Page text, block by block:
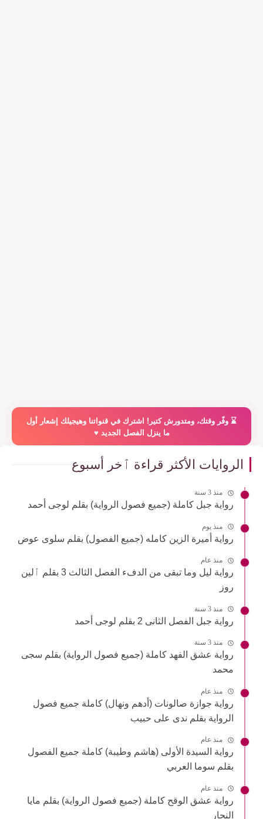
⌛️ وفّر وقتك، ومتدورش كتير! اشترك في قنواتنا وهيجيلك إشعار أول
ما ينزل الفصل الجديد ♥️
الروايات الأكثر قراءة ٱخر أسبوع
منذ 3 سنة
رواية جبل كاملة (جميع فصول الرواية) بقلم لوجى أحمد
منذ يوم
رواية أميرة الزين كامله (جميع الفصول) بقلم سلوى عوض
منذ عام
رواية ليل وما تبقى من الدفء الفصل الثالث 3 بقلم ٱلين
روز
منذ 3 سنة
رواية جبل الفصل الثانى 2 بقلم لوجى أحمد
منذ 3 سنة
رواية عشق الفهد كاملة (جميع فصول الرواية) بقلم سجى
محمد
منذ عام
رواية جوازة صالونات (أدهم ونهال) كاملة جميع فصول
الرواية بقلم ندى على حبيب
منذ عام
رواية السيدة الأولى (هاشم وطيبة) كاملة جميع الفصول
بقلم سوما العربي
منذ عام
رواية عشق الوقح كاملة (جميع فصول الرواية) بقلم مايا
النجار